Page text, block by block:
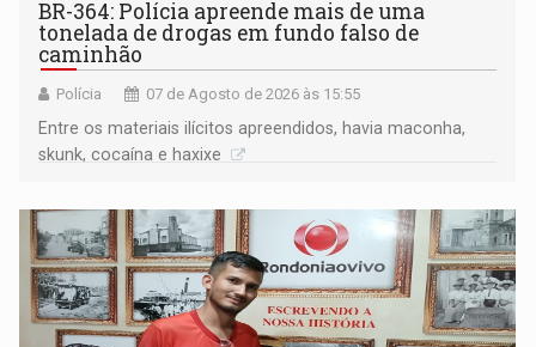
BR-364: Polícia apreende mais de uma
tonelada de drogas em fundo falso de
caminhão
Polícia 07 de Agosto de 2026 às 15:55
Entre os materiais ilícitos apreendidos, havia maconha,
skunk, cocaína e haxixe